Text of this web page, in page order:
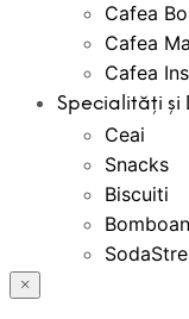
Cafea
Cafea
Cafea
Specialități și
Ceai
Snacks
Biscuiti
×